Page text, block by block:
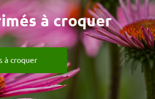
à croquer
à croquer